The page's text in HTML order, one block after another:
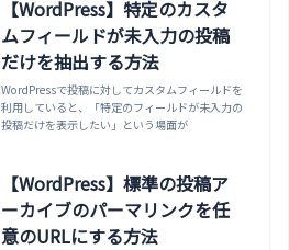
【WordPress】特定のカスタ
ムフィールドが未入力の投稿
だけを抽出する方法
WordPressで投稿に対してカスタムフィールドを
利用していると、「特定のフィールドが未入力の
投稿だけを表示したい」という場面が
【WordPress】標準の投稿ア
ーカイブのパーマリンクを任
意のURLにする方法